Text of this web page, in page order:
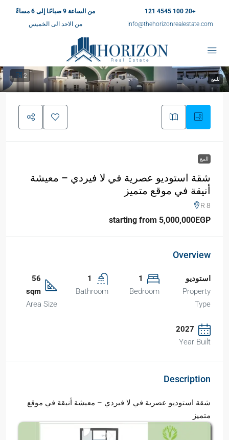
+20 100 4545 121
info@thehorizonrealestate.com
من الساعة 9 صباحًا إلى 6 مساءً
من الاحد الى الخميس
2 للبيع
للبيع
شقة استوديو عصرية في لا فيردي – معيشة
أنيقة في موقع متميز
R 8
starting from 5,000,000EGP
Overview
استوديو
Property
Type
1
Bedroom
1
Bathroom
56
sqm
Area Size
2027
Year Built
Description
شقة استوديو عصرية في لا فيردي – معيشة أنيقة في موقع
متميز